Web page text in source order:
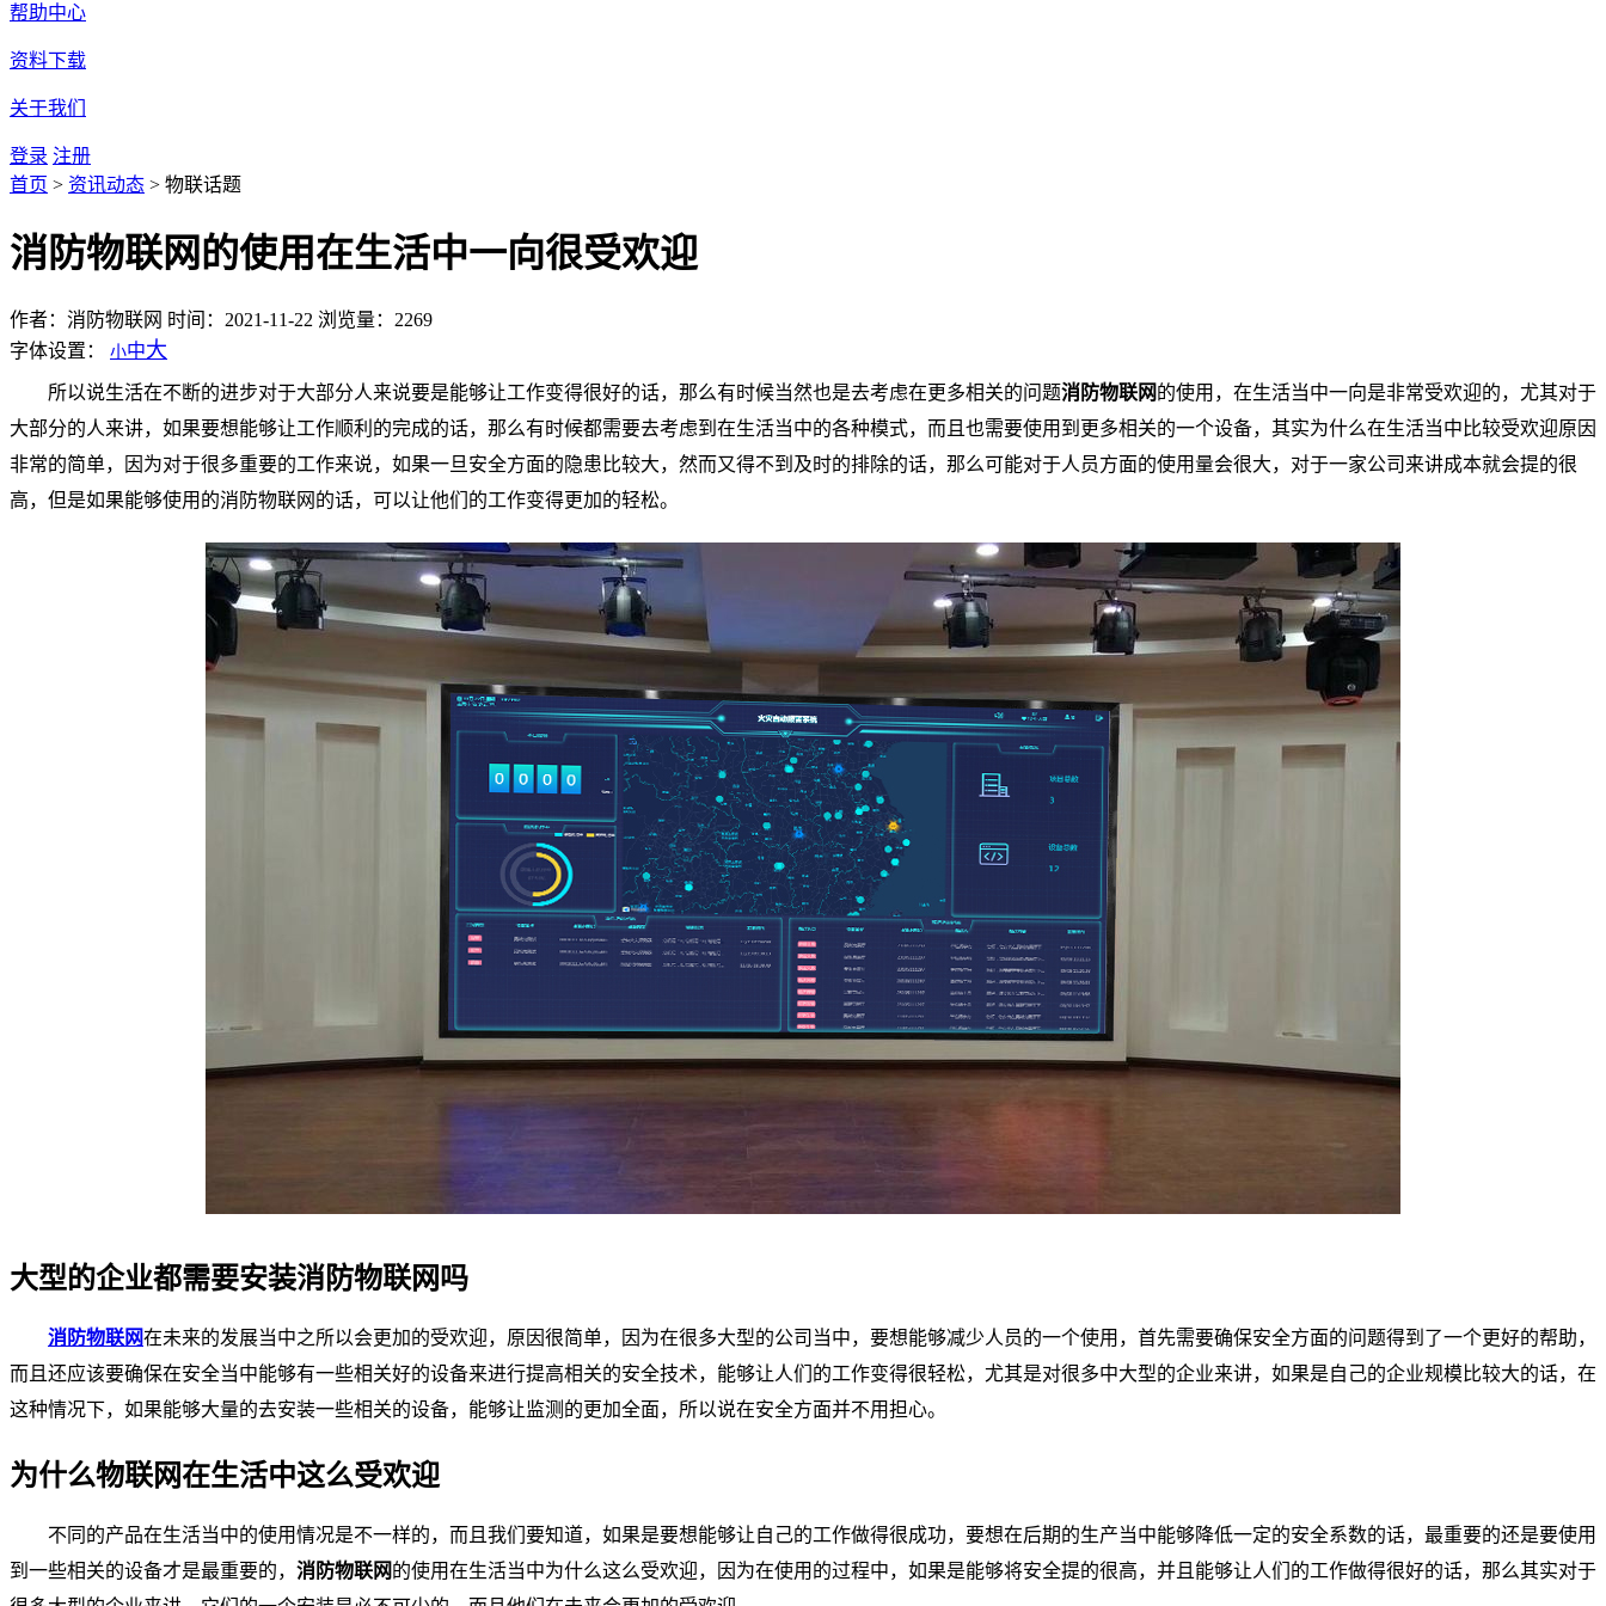
帮助中心
资料下载
关于我们
登录 注册
首页 > 资讯动态 > 物联话题
消防物联网的使用在生活中一向很受欢迎
作者：消防物联网 时间：2021-11-22 浏览量：2269
字体设置： 小中大
所以说生活在不断的进步对于大部分人来说要是能够让工作变得很好的话，那么有时候当然也是去考虑在更多相关的问题消防物联网的使用，在生活当中一向是非常受欢迎的，尤其对于
大部分的人来讲，如果要想能够让工作顺利的完成的话，那么有时候都需要去考虑到在生活当中的各种模式，而且也需要使用到更多相关的一个设备，其实为什么在生活当中比较受欢迎原因
非常的简单，因为对于很多重要的工作来说，如果一旦安全方面的隐患比较大，然而又得不到及时的排除的话，那么可能对于人员方面的使用量会很大，对于一家公司来讲成本就会提的很
高，但是如果能够使用的消防物联网的话，可以让他们的工作变得更加的轻松。
大型的企业都需要安装消防物联网吗
消防物联网在未来的发展当中之所以会更加的受欢迎，原因很简单，因为在很多大型的公司当中，要想能够减少人员的一个使用，首先需要确保安全方面的问题得到了一个更好的帮助，
而且还应该要确保在安全当中能够有一些相关好的设备来进行提高相关的安全技术，能够让人们的工作变得很轻松，尤其是对很多中大型的企业来讲，如果是自己的企业规模比较大的话，在
这种情况下，如果能够大量的去安装一些相关的设备，能够让监测的更加全面，所以说在安全方面并不用担心。
为什么物联网在生活中这么受欢迎
不同的产品在生活当中的使用情况是不一样的，而且我们要知道，如果是要想能够让自己的工作做得很成功，要想在后期的生产当中能够降低一定的安全系数的话，最重要的还是要使用
到一些相关的设备才是最重要的， 消防物联网的使用在生活当中为什么这么受欢迎，因为在使用的过程中，如果是能够将安全提的很高，并且能够让人们的工作做得很好的话，那么其实对于